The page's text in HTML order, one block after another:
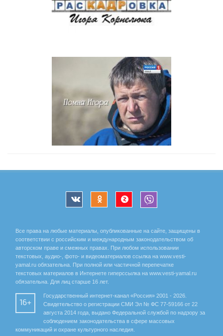
Все права на любые материалы, опубликованные на сайте, защищены в
соответствии с российским и международным законодательством об
авторском праве и смежных правах. При любом использовании
текстовых, аудио-, фото- и видеоматериалов ссылка на www.vesti-
yamal.ru обязательна. При полной или частичной перепечатке
текстовых материалов в Интернете гиперссылка на www.vesti-yamal.ru
обязательна. Для лиц старше 16 лет.
16+
Государственный интернет-канал «Россия» 2001 - 2026.
Свидетельство о регистрации СМИ Эл № ФС 77-59166 от 22
августа 2014 года, выдано Федеральной службой по надзору за
соблюдением законодательства в сфере массовых
коммуникаций и охране культурного наследия.